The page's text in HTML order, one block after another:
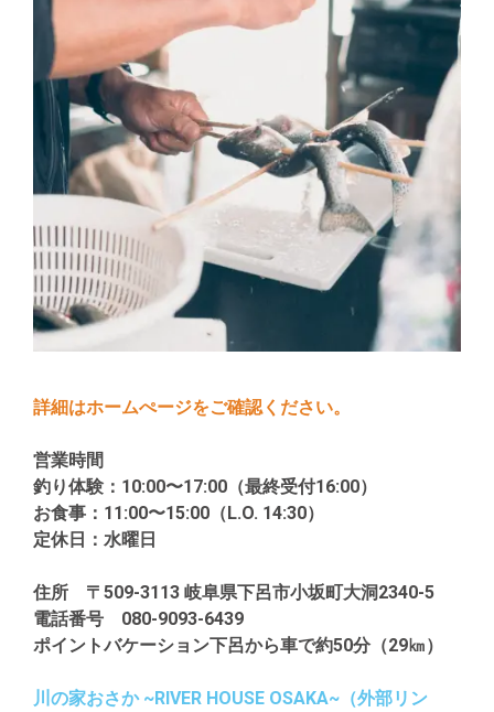
詳細はホームぺージをご確認ください。
営業時間
釣り体験：10:00〜17:00（最終受付16:00）
お食事：11:00〜15:00（L.O. 14:30）
定休日：水曜日
住所 〒509-3113 岐阜県下呂市小坂町大洞2340-5
電話番号 080-9093-6439
ポイントバケーション下呂から車で約50分（29㎞）
川の家おさか ~RIVER HOUSE OSAKA~（外部リン